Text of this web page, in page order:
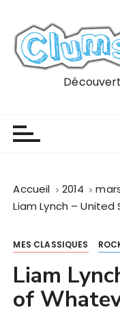
Accueil 2014
Liam Lynch –
MES CLASSIQUES
Liam
of